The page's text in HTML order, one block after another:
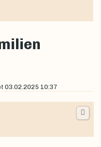
03.02.2025 10:37